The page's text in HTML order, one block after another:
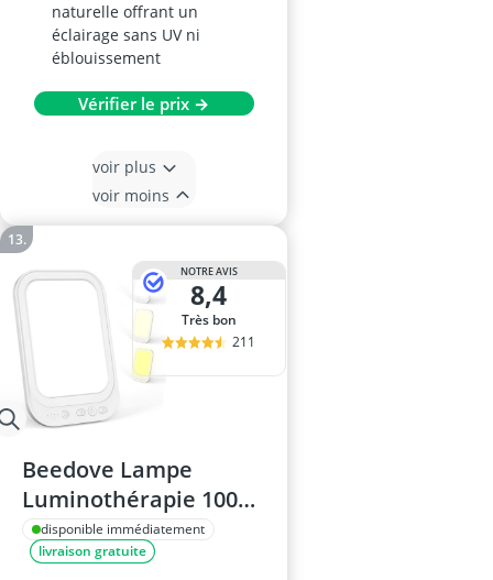
naturelle offrant un
éclairage sans UV ni
éblouissement
Vérifier le prix →
voir plus
voir moins
NOTRE AVIS
8,4
Très bon
211
Beedove Lampe
Luminothérapie 10000
Lux, Réglable, Pliable,
SAD LED
disponible immédiatement
livraison gratuite